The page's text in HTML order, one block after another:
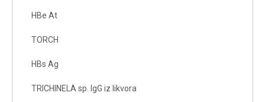
HBe At
TORCH
HBs Ag
TRICHINELA sp. IgG iz likvora